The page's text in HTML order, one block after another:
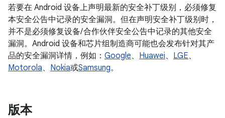
若要在 Android 设备上声明最新的安全补丁级别，必须修复
本安全公告中记录的安全漏洞。但在声明安全补丁级别时，
并不是必须修复设备/ 合作伙伴安全公告中记录的其他安全
漏洞。Android 设备和芯片组制造商可能也会发布针对其产
品的安全漏洞详情，例如： Google、 Huawei、 LGE、
Motorola、 Nokia或Samsung。
版本